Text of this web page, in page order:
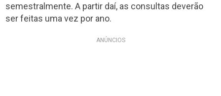
semestralmente. A partir daí, as consultas deverão
ser feitas uma vez por ano.
ANÚNCIOS